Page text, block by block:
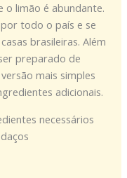
o limão é abundante.
todo o país e se
brasileiras. Além
preparado de
mais simples
adicionais.
necessários